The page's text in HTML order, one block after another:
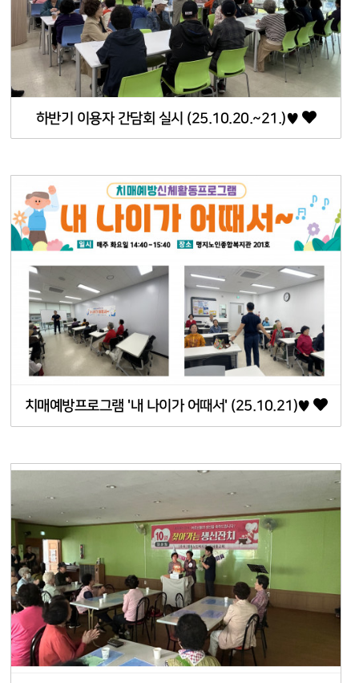
하반기 이용자 간담회 실시 (25.10.20.~21.)♥
치매예방프로그램 '내 나이가 어때서' (25.10.21)♥